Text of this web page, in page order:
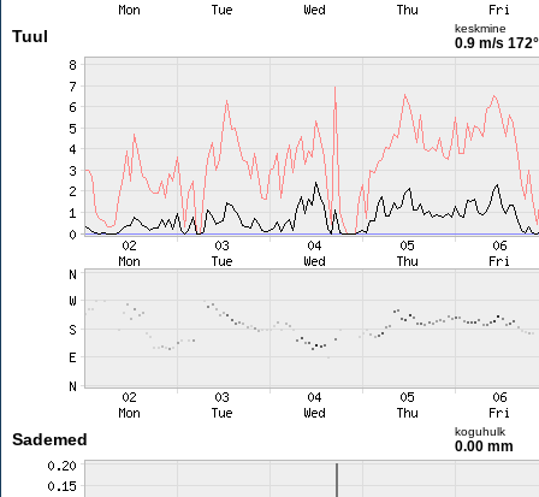
Tuul keskmine
0.9 m/s 172°
Sademed koguhulk
0.00 mm